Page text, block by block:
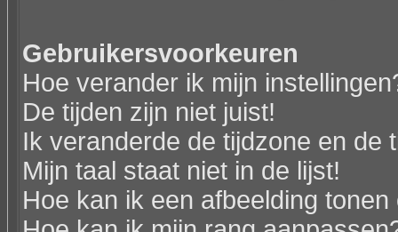
Gebruikersvoorkeuren
Hoe verander ik mijn
De tijden zijn niet juist!
Ik veranderde de tijdzone en de
Mijn taal staat niet in de lijst!
Hoe kan ik een afbeelding